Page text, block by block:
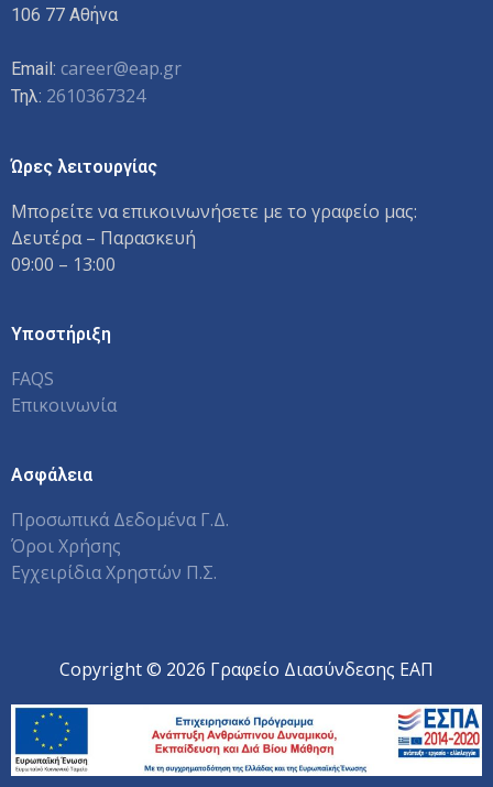
106 77 Αθήνα
Email: career@eap.gr
Τηλ: 2610367324
Ώρες λειτουργίας
Μπορείτε να επικοινωνήσετε με το γραφείο μας:
Δευτέρα – Παρασκευή
09:00 – 13:00
Υποστήριξη
FAQS
Επικοινωνία
Ασφάλεια
Προσωπικά Δεδομένα Γ.Δ.
Όροι Χρήσης
Εγχειρίδια Χρηστών Π.Σ.
Copyright © 2026 Γραφείο Διασύνδεσης ΕΑΠ